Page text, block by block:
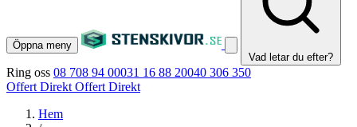
Öppna meny
Vad letar du efter?
Ring oss 08 708 94 00031 16 88 20040 306 350
Offert Direkt Offert Direkt
Hem